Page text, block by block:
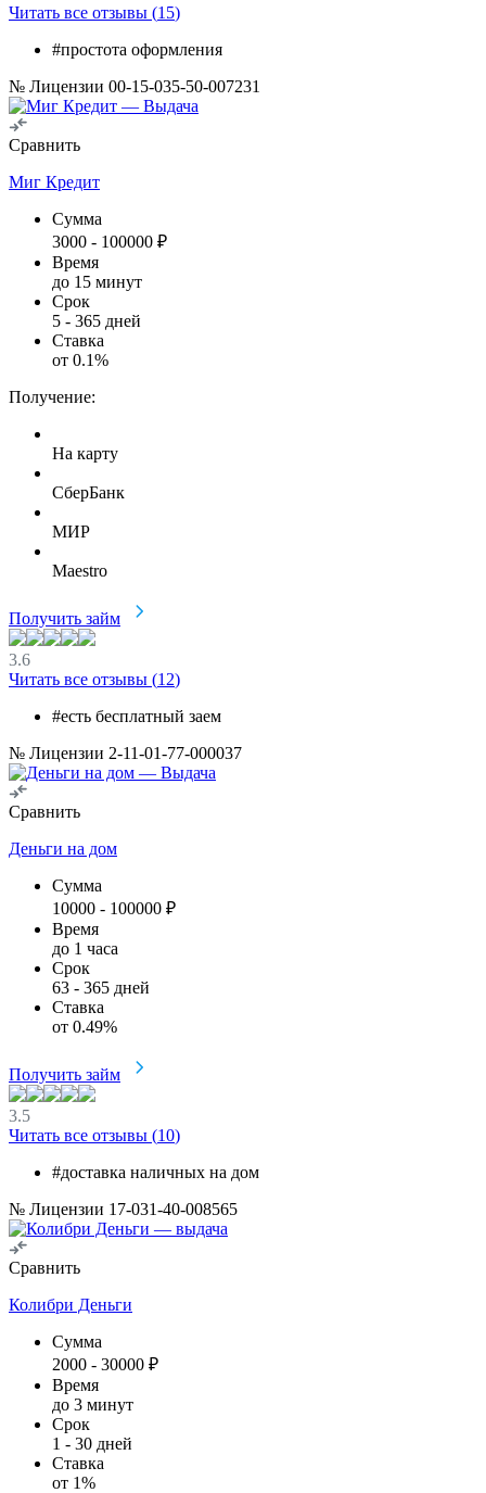
Читать все отзывы (15)
#простота оформления
№ Лицензии 00-15-035-50-007231
Сравнить
Миг Кредит
Сумма
3000 - 100000 ₽
Время
до 15 минут
Срок
5 - 365 дней
Ставка
от 0.1%
Получение:
На карту
СберБанк
МИР
Maestro
Получить займ
3.6
Читать все отзывы (12)
#есть бесплатный заем
№ Лицензии 2-11-01-77-000037
Сравнить
Деньги на дом
Сумма
10000 - 100000 ₽
Время
до 1 часа
Срок
63 - 365 дней
Ставка
от 0.49%
Получить займ
3.5
Читать все отзывы (10)
#доставка наличных на дом
№ Лицензии 17-031-40-008565
Сравнить
Колибри Деньги
Сумма
2000 - 30000 ₽
Время
до 3 минут
Срок
1 - 30 дней
Ставка
от 1%